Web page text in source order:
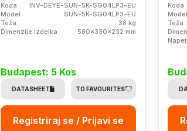
Koda
INV-DEYE-SUN-5K-SG04LP3-EU
Model
SUN-5K-SG04LP3-EU
Teža
38 kg
Dimenzije izdelka
580x330x232 mm
Budapest: 5 Kos
DATASHEET TO FAVOURITES
Registriraj se / Prijavi se
Koda
Model
Teža